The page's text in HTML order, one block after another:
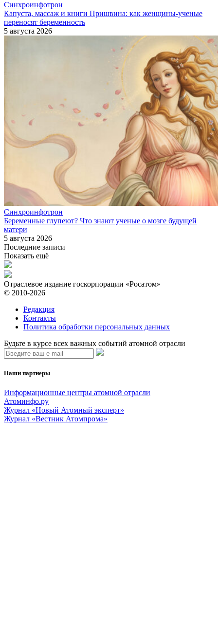
Синхроинфотрон
Капуста, массаж и книги Пришвина: как женщины-ученые
переносят беременность
5 августа 2026
Синхроинфотрон
Беременные глупеют? Что знают ученые о мозге будущей
матери
5 августа 2026
Последние записи
Показать ещё
Отраслевое издание госкорпорации «Росатом»
© 2010-2026
Редакция
Контакты
Политика обработки персональных данных
Будьте в курсе всех важных событий атомной отрасли
Наши партнеры
Информационные центры атомной отрасли
Атоминфо.ру
Журнал «Новый Атомный эксперт»
Журнал «Вестник Атомпрома»